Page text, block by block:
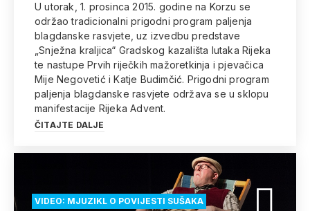
U utorak, 1. prosinca 2015. godine na Korzu se
održao tradicionalni prigodni program paljenja
blagdanske rasvjete, uz izvedbu predstave
„Snježna kraljica“ Gradskog kazališta lutaka Rijeka
te nastupe Prvih riječkih mažoretkinja i pjevačica
Mije Negovetić i Katje Budimčić. Prigodni program
paljenja blagdanske rasvjete održava se u sklopu
manifestacije Rijeka Advent.
ČITAJTE DALJE
VIDEO: MJUZIKL O POVIJESTI SUŠAKA